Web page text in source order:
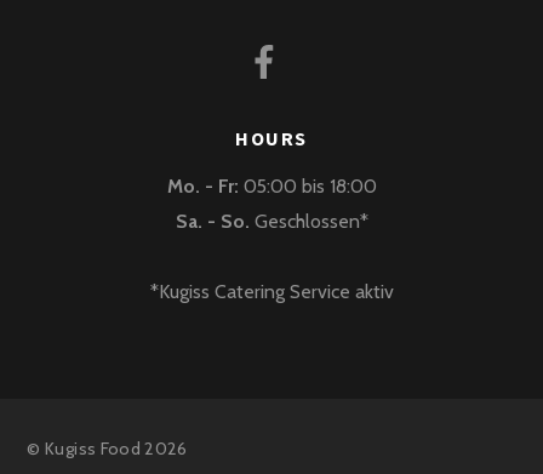
HOURS
Mo. - Fr: 05:00 bis 18:00
Sa. - So. Geschlossen*
*Kugiss Catering Service aktiv
©Kugiss Food 2026